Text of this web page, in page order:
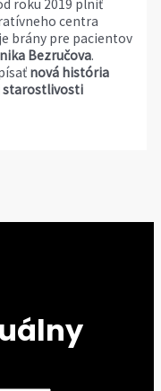
roku 2019 plniť
centra
brány pre pacientov
Bezručova.
nová história
starostlivosti